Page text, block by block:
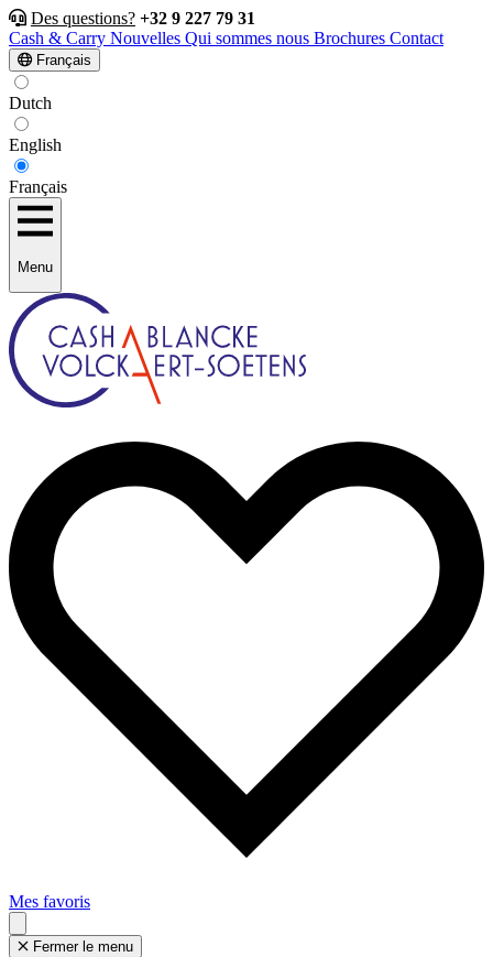
Des questions? +32 9 227 79 31
Cash & Carry Nouvelles Qui sommes nous Brochures Contact
Français
Dutch
English
Français
Menu
Mes favoris
Fermer le menu